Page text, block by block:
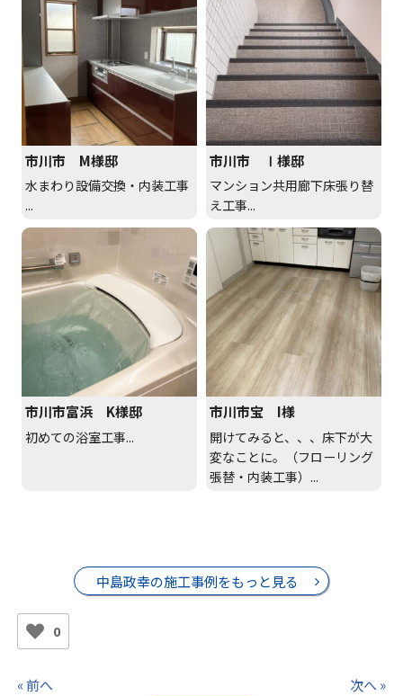
市川市 M様邸
水まわり設備交換・内装工事
...
市川市 Ⅰ様邸
マンション共用廊下床張り替
え工事...
市川市富浜 K様邸
初めての浴室工事...
市川市宝 I様
開けてみると、、、床下が大
変なことに。（フローリング
張替・内装工事）...
中島政幸の施工事例をもっと見る
0
« 前へ
次へ »